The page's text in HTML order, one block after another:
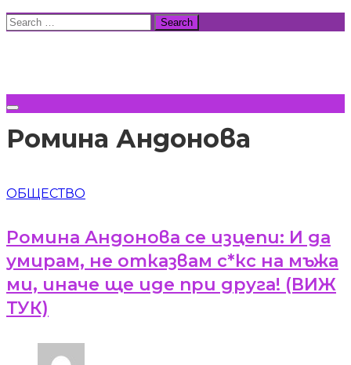
Skip
Search
Ромина Андонова
ОБЩЕСТВО
Ромина Андонова се изцепи: И да
умирам, не отказвам с*кс на мъжа
ми, иначе ще иде при друга! (ВИЖ
ТУК)